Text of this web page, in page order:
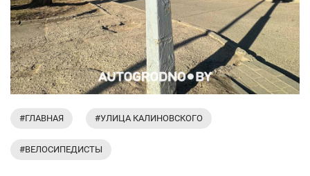
#ГЛАВНАЯ #УЛИЦА КАЛИНОВСКОГО
#ВЕЛОСИПЕДИСТЫ